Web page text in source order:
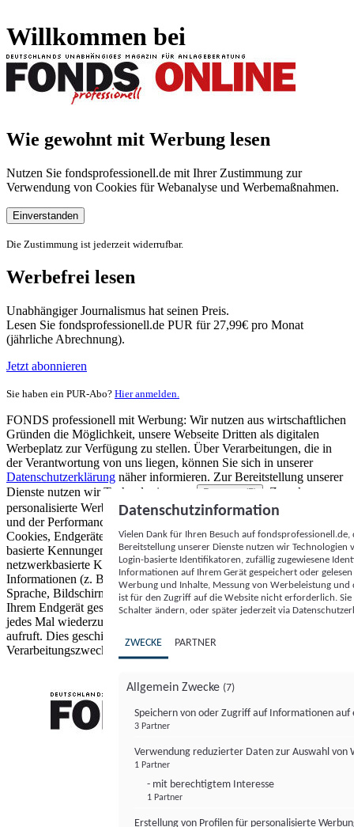
Willkommen bei
Wie gewohnt mit Werbung lesen
Nutzen Sie fondsprofessionell.de mit Ihrer Zustimmung zur
Verwendung von Cookies für Webanalyse und Werbemaßnahmen.
Einverstanden
Die Zustimmung ist jederzeit widerrufbar.
Werbefrei lesen
Unabhängiger Journalismus hat seinen Preis.
Lesen Sie fondsprofessionell.de PUR für 27,99€ pro Monat
(jährliche Abrechnung).
Jetzt abonnieren
Sie haben ein PUR-Abo? Hier anmelden.
FONDS professionell mit Werbung: Wir nutzen aus wirtschaftlichen
Gründen die Möglichkeit, unsere Webseite Dritten als digitalen
Werbeplatz zur Verfügung zu stellen. Über Verarbeitungen, die in
der Verantwortung von uns liegen, können Sie sich in unserer
Datenschutzerklärung näher informieren. Zur Bereitstellung unserer
Dienste nutzen wir Technologien von
Partnern (5)
. Zwecke:
personalisierte Werbung und Inhalte, Messung von Werbeleistung
und der Performance von Inhalten sowie Zielgruppenforschung.
Cookies, Endgeräte- oder ähnliche Online-Kennungen (z. B. login-
basierte Kennungen, zufällig generierte Kennungen,
netzwerkbasierte Kennungen) können zusammen mit anderen
Informationen (z. B. Browsertyp und Browserinformationen,
Sprache, Bildschirmgröße, unterstützte Technologien usw.) auf
Ihrem Endgerät gespeichert oder von dort ausgelesen werden, um es
jedes Mal wiederzuerkennen, wenn es eine App oder einer Webseite
aufruft. Dies geschieht für einen oder mehrere der hier aufgeführten
Verarbeitungszwecke.
Datenschutzinformation
Vielen Dank für Ihren Besuch auf
Bereitstellung unserer Dienste nutzen wir Technologien
Login-basierte Identifikatoren, zufällig zugewiesene
Informationen auf Ihrem Gerät gespeichert oder
Werbung und Inhalte, Messung von Werbeleistung
ist für den Zugriff auf die Website nicht erforderlich.
Schalter ändern, oder später jederzeit via
ZWECKE PARTNER
Allgemein Zwecke (7)
Speichern von oder Zugriff auf Informationen auf
3 Partner
Verwendung reduzierter Daten zur Auswahl von
1 Partner
- mit berechtigtem Interesse
1 Partner
Erstellung von Profilen für personalisierte
FONDS professionell